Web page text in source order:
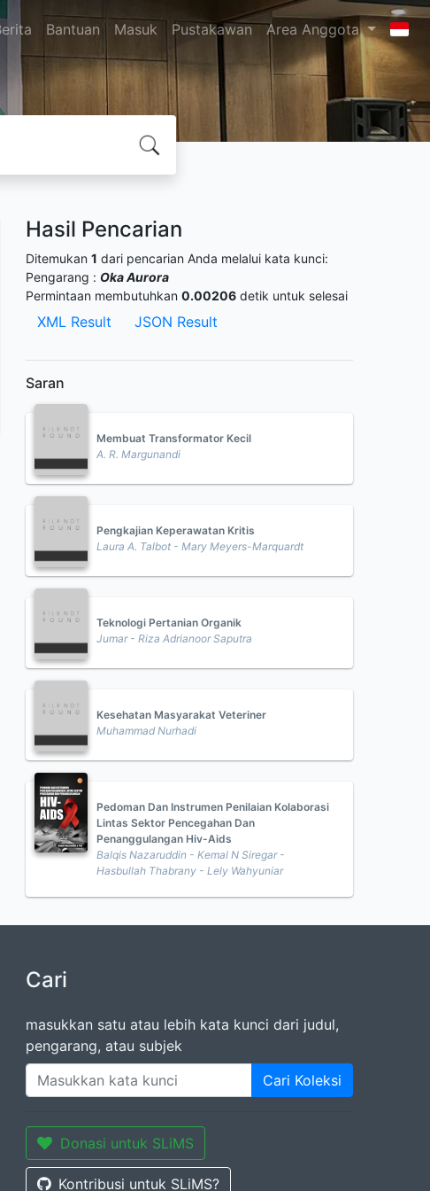
Bantuan Masuk Pustakawan Area Anggota
Hasil Pencarian
Ditemukan 1 dari pencarian Anda melalui kata kunci:
Pengarang : Oka Aurora
Permintaan membutuhkan 0.00206 detik untuk selesai
XML Result JSON Result
Saran
Membuat Transformator Kecil
A. R. Margunandi
Pengkajian Keperawatan Kritis
Laura A. Talbot - Mary Meyers-Marquardt
Teknologi Pertanian Organik
Jumar - Riza Adrianoor Saputra
Kesehatan Masyarakat Veteriner
Muhammad Nurhadi
Pedoman Dan Instrumen Penilaian Kolaborasi
Lintas Sektor Pencegahan Dan
Penanggulangan Hiv-Aids
Balqis Nazaruddin - Kemal N Siregar -
Hasbullah Thabrany - Lely Wahyuniar
Cari
masukkan satu atau lebih kata kunci dari judul,
pengarang, atau subjek
Cari Koleksi
Donasi untuk SLiMS
Kontribusi untuk SLiMS?